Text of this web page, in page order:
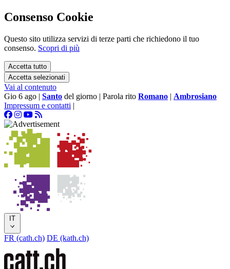
Consenso Cookie
Questo sito utilizza servizi di terze parti che richiedono il tuo
consenso. Scopri di più
Accetta tutto
Accetta selezionati
Vai al contenuto
Gio 6 ago | Santo del giorno | Parola rito Romano | Ambrosiano
Impressum e contatti |
IT
FR (cath.ch) DE (kath.ch)